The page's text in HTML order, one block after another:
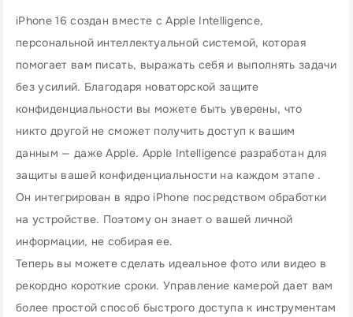
iPhone 16 создан вместе с Apple Intelligence,
персональной интеллектуальной системой, которая
помогает вам писать, выражать себя и выполнять задачи
без усилий. Благодаря новаторской защите
конфиденциальности вы можете быть уверены, что
никто другой не сможет получить доступ к вашим
данным — даже Apple. Apple Intelligence разработан для
защиты вашей конфиденциальности на каждом этапе .
Он интегрирован в ядро iPhone посредством обработки
на устройстве. Поэтому он знает о вашей личной
информации, не собирая ее.
Теперь вы можете сделать идеальное фото или видео в
рекордно короткие сроки. Управление камерой дает вам
более простой способ быстрого доступа к инструментам